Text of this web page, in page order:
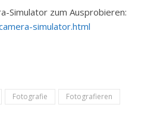
Simulator zum Ausprobieren:
simulator.html
Fotografie
Fotografieren